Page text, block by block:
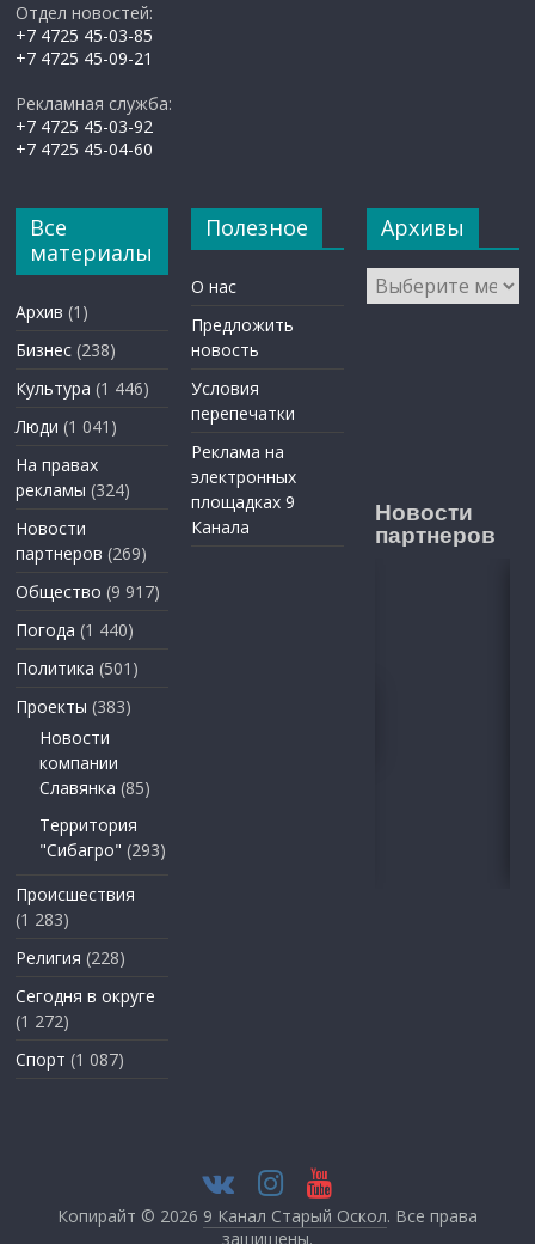
Отдел новостей:
+7 4725 45-03-85
+7 4725 45-09-21
Рекламная служба:
+7 4725 45-03-92
+7 4725 45-04-60
Все
материалы
Архив (1)
Бизнес (238)
Культура (1 446)
Люди (1 041)
На правах
рекламы (324)
Новости
партнеров (269)
Общество (9 917)
Погода (1 440)
Политика (501)
Проекты (383)
Новости
компании
Славянка (85)
Территория
"Сибагро" (293)
Происшествия
(1 283)
Религия (228)
Сегодня в округе
(1 272)
Спорт (1 087)
Полезное
О нас
Предложить
новость
Условия
перепечатки
Реклама на
электронных
площадках 9
Канала
Архивы
Архивы
Новости
партнеров
Копирайт © 2026 9 Канал Старый Оскол. Все права
защищены.